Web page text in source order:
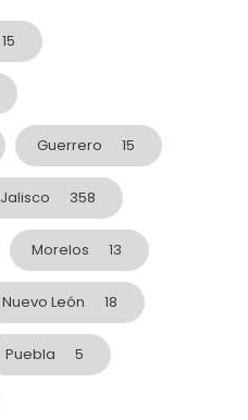
15
Guerrero 15
Jalisco 358
Morelos 13
Nuevo León 18
Puebla 5